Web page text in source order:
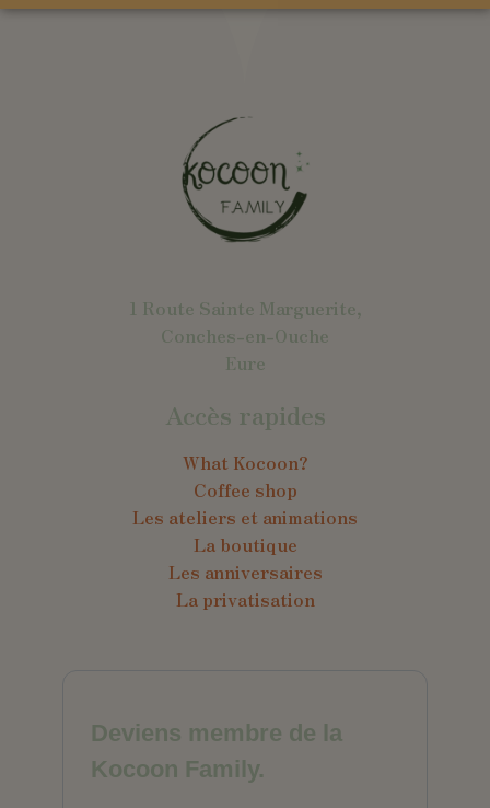
1 Route Sainte Marguerite,
Conches-en-Ouche
Eure
Accès rapides
What Kocoon?
Coffee shop
Les ateliers et animations
La boutique
Les anniversaires
La privatisation
Deviens membre de la
Kocoon Family.